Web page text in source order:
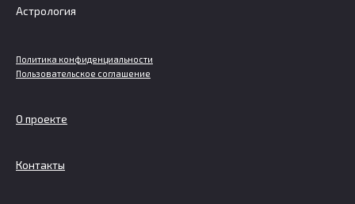
Астрология
Политика конфиденциальности
Пользовательское соглашение
О проекте
Контакты